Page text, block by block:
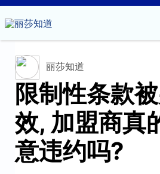
丽莎知道
限制性条款
效, 加盟商真
意违约吗?